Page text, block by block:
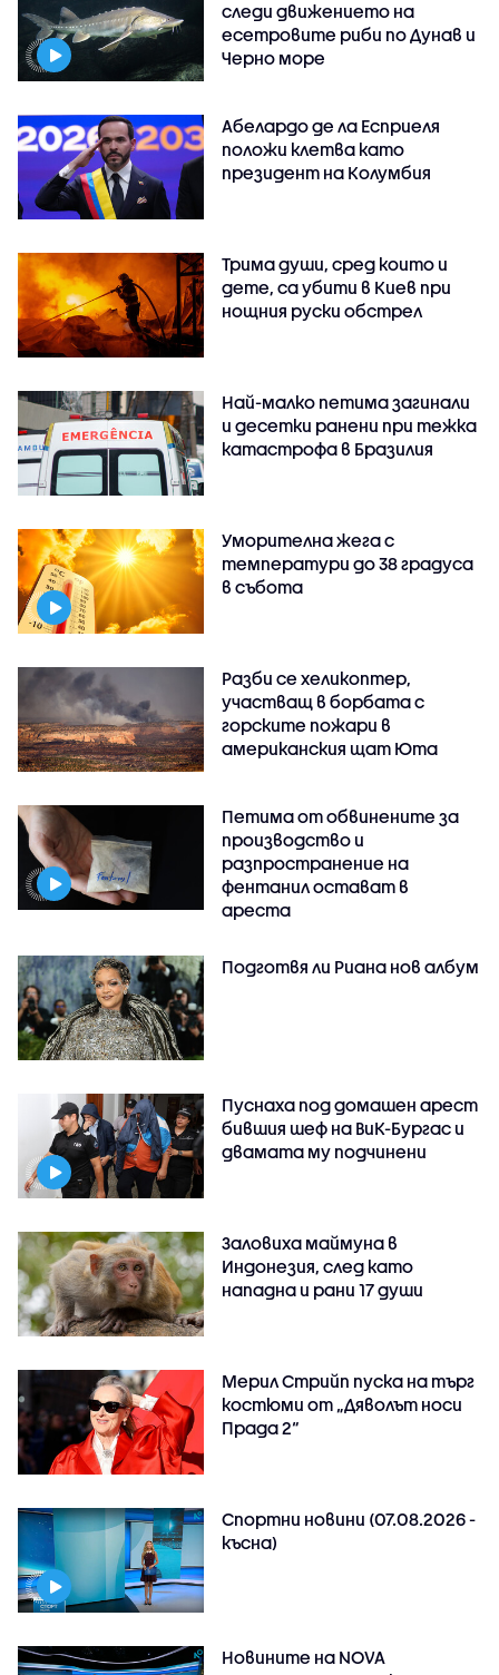
следи движението на
есетровите риби по Дунав и
Черно море
Абелардо де ла Есприеля
положи клетва като
президент на Колумбия
Трима души, сред които и
дете, са убити в Киев при
нощния руски обстрел
Най-малко петима загинали
и десетки ранени при тежка
катастрофа в Бразилия
Уморителна жега с
температури до 38 градуса
в събота
Разби се хеликоптер,
участващ в борбата с
горските пожари в
американския щат Юта
Петима от обвинените за
производство и
разпространение на
фентанил остават в
ареста
Подготвя ли Риана нов албум
Пуснаха под домашен арест
бившия шеф на ВиК-Бургас и
двамата му подчинени
Заловиха маймуна в
Индонезия, след като
нападна и рани 17 души
Мерил Стрийп пуска на търг
костюми от „Дяволът носи
Прада 2“
Спортни новини (07.08.2026 -
късна)
Новините на NOVA